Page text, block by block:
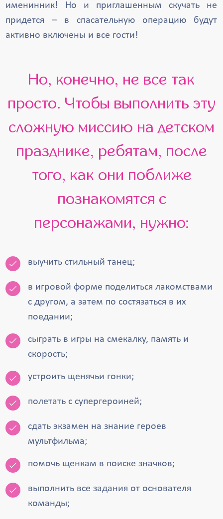
именинник! Но и приглашенным скучать не
придется – в спасательную операцию будут
активно включены и все гости!
Но, конечно, не все так
просто. Чтобы выполнить эту
сложную миссию на детском
празднике, ребятам, после
того, как они поближе
познакомятся с
персонажами, нужно:
выучить стильный танец;
в игровой форме поделиться лакомствами
с другом, а затем по состязаться в их
поедании;
сыграть в игры на смекалку, память и
скорость;
устроить щенячьи гонки;
полетать с супергероиней;
сдать экзамен на знание героев
мультфильма;
помочь щенкам в поиске значков;
выполнить все задания от основателя
команды;